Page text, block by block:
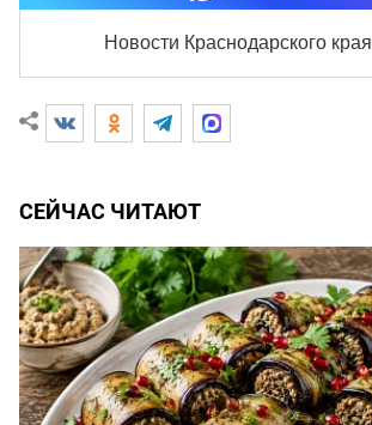
Новости Краснодарского края
СЕЙЧАС ЧИТАЮТ